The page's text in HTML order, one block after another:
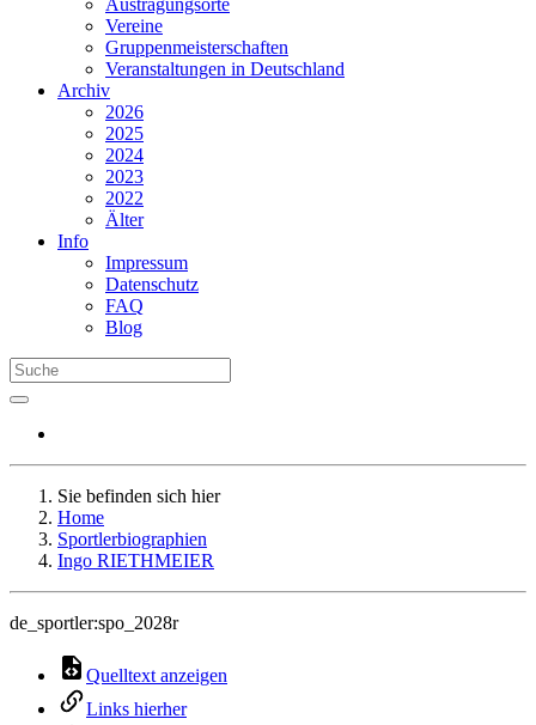
Austragungsorte
Vereine
Gruppenmeisterschaften
Veranstaltungen in Deutschland
Archiv
2026
2025
2024
2023
2022
Älter
Info
Impressum
Datenschutz
FAQ
Blog
Sie befinden sich hier
Home
Sportlerbiographien
Ingo RIETHMEIER
de_sportler:spo_2028r
Quelltext anzeigen
Links hierher